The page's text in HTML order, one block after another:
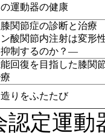
運動器の健康
関節症の診断と治療
酸関節内注射は変形
制するのか？―
回復を目指した膝関
りをふたたび
認定運